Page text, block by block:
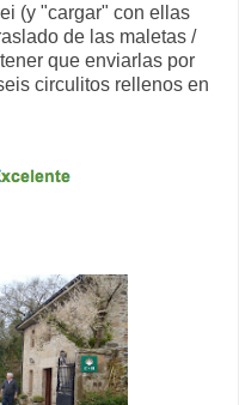
(y "cargar" con ellas
de las maletas /
que enviarlas por
circulitos rellenos en